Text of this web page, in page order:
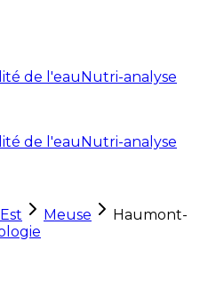
de l'eauNutri-analyse
de l'eauNutri-analyse
Meuse
Haumont-